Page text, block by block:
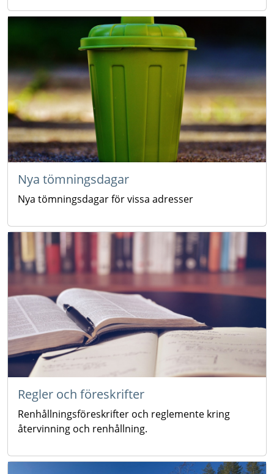
Nya tömningsdagar
Nya tömningsdagar för vissa adresser
Regler och föreskrifter
Renhållningsföreskrifter och reglemente kring
återvinning och renhållning.